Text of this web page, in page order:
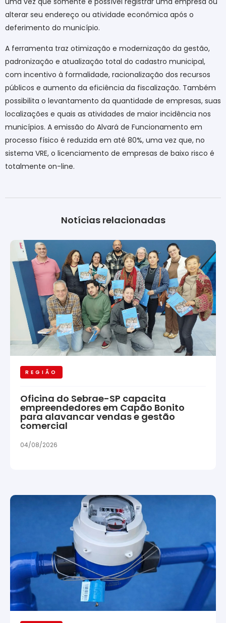
alterar seu endereço ou atividade econômica após o
deferimento do município.
A ferramenta traz otimização e modernização da gestão,
padronização e atualização total do cadastro municipal,
com incentivo à formalidade, racionalização dos recursos
públicos e aumento da eficiência da fiscalização. Também
possibilita o levantamento da quantidade de empresas, suas
localizações e quais as atividades de maior incidência nos
municípios. A emissão do Alvará de Funcionamento em
processo físico é reduzida em até 80%, uma vez que, no
sistema VRE, o licenciamento de empresas de baixo risco é
totalmente on-line.
Notícias relacionadas
REGIÃO
Oficina do Sebrae-SP capacita
empreendedores em Capão Bonito
para alavancar vendas e gestão
comercial
04/08/2026